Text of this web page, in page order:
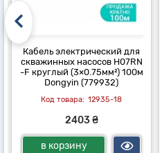
Кабель электрический для
скважинных насосов H07RN
-F круглый (3×0.75мм²) 100м
Dongyin (779932)
12935-18
2403 ₴
в корзину